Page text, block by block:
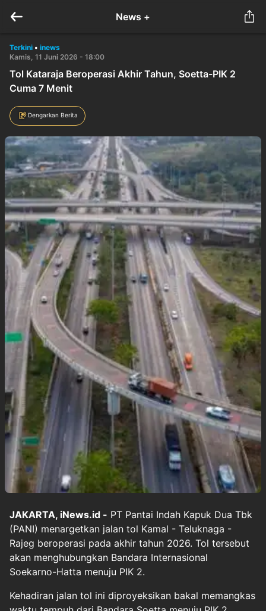
News +
Terkini • inews
Kamis, 11 Juni 2026 - 18:00
Tol Kataraja Beroperasi Akhir Tahun, Soetta-PIK 2
Cuma 7 Menit
Dengarkan Berita
JAKARTA, iNews.id - PT Pantai Indah Kapuk Dua Tbk
(PANI) menargetkan jalan tol Kamal - Teluknaga -
Rajeg beroperasi pada akhir tahun 2026. Tol tersebut
akan menghubungkan Bandara Internasional
Soekarno-Hatta menuju PIK 2.
Kehadiran jalan tol ini diproyeksikan bakal memangkas